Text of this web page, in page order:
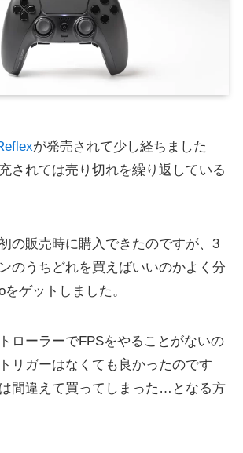
が発売されて少し経ちました
されては売り切れを繰り返している
の販売時に購入できたのですが、3
のうちどれを買えばいいのかよく分
ゲットしました。
ローラーでFPSをやることがないの
リガーはなくても良かったのです
間違えて買ってしまった…となる方